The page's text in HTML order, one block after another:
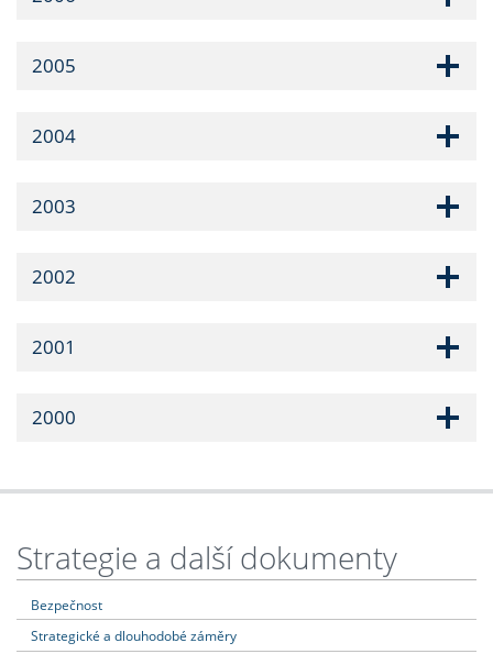
2005
2004
2003
2002
2001
2000
Strategie a další dokumenty
Bezpečnost
Strategické a dlouhodobé záměry